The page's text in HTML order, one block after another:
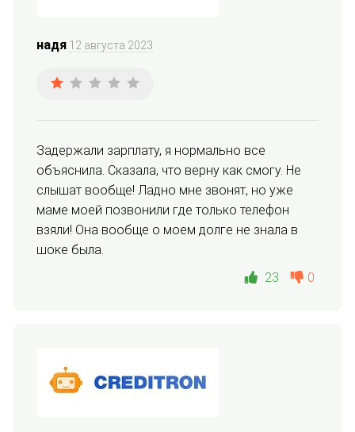
надя 12 августа 2023
Задержали зарплату, я нормально все
объяснила. Сказала, что верну как смогу. Не
слышат вообще! Ладно мне звонят, но уже
маме моей позвонили где только телефон
взяли! Она вообще о моем долге не знала в
шоке была.
23
0